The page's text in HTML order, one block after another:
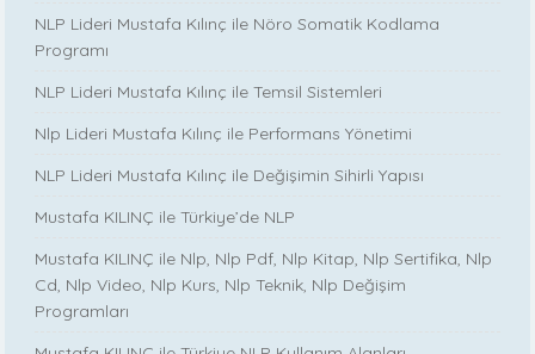
NLP Lideri Mustafa Kılınç ile Nöro Somatik Kodlama
Programı
NLP Lideri Mustafa Kılınç ile Temsil Sistemleri
Nlp Lideri Mustafa Kılınç ile Performans Yönetimi
NLP Lideri Mustafa Kılınç ile Değişimin Sihirli Yapısı
Mustafa KILINÇ ile Türkiye’de NLP
Mustafa KILINÇ ile Nlp, Nlp Pdf, Nlp Kitap, Nlp Sertifika, Nlp
Cd, Nlp Video, Nlp Kurs, Nlp Teknik, Nlp Değişim
Programları